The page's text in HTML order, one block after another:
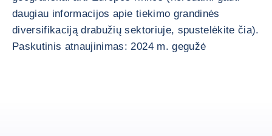
daugiau informacijos apie tiekimo grandinės
diversifikaciją drabužių sektoriuje, spustelėkite čia).
Paskutinis atnaujinimas: 2024 m. gegužė